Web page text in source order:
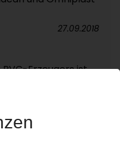
27.09.2018
Erzeugers ist